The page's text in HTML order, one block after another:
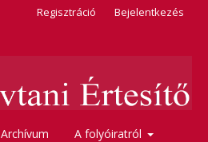
Archívum A folyóiratról
Regisztráció Bejelentkezés